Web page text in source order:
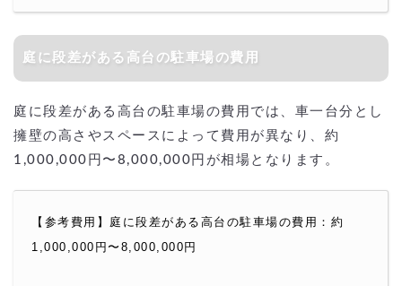
庭に段差がある高台の駐車場の費用
庭に段差がある高台の駐車場の費用では、車一台分とし
擁壁の高さやスペースによって費用が異なり、約
1,000,000円〜8,000,000円が相場となります。
【参考費用】庭に段差がある高台の駐車場の費用：約
1,000,000円〜8,000,000円